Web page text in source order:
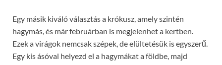
Egy másik kiváló választás a krókusz, amely szintén
hagymás, és már februárban is megjelenhet a kertben.
Ezek a virágok nemcsak szépek, de elültetésük is egyszerű.
Egy kis ásóval helyezd el a hagymákat a földbe, majd